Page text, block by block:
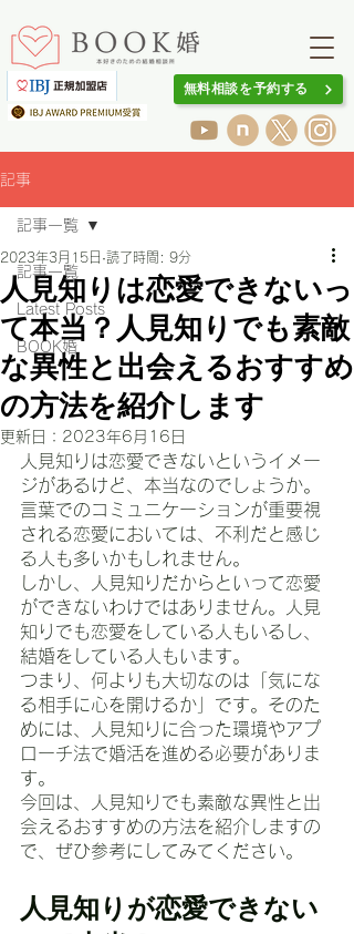
無料相談を予約する
記事
記事一覧
Latest Posts
BOOK婚
記事一覧
人見知りは恋愛できないっ
て本当？人見知りでも素敵
な異性と出会えるおすすめ
の方法を紹介します
2023年3月15日 読了時間: 9分
更新日： 2023年6月16日
人見知りは恋愛できないというイメー
ジがあるけど、本当なのでしょうか。
言葉でのコミュニケーションが重要視
される恋愛においては、不利だと感じ
る人も多いかもしれません。
しかし、人見知りだからといって恋愛
ができないわけではありません。人見
知りでも恋愛をしている人もいるし、
結婚をしている人もいます。
つまり、何よりも大切なのは「気にな
る相手に心を開けるか」です。そのた
めには、人見知りに合った環境やアプ
ローチ法で婚活を進める必要がありま
す。
今回は、人見知りでも素敵な異性と出
会えるおすすめの方法を紹介しますの
で、ぜひ参考にしてみてください。
人見知りが恋愛できない